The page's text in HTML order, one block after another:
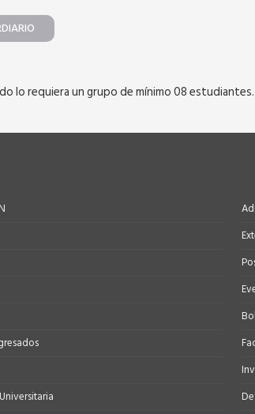
lo requiera un grupo de mínimo 08 estudiantes.